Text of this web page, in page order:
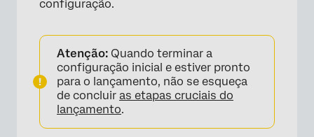
configuração.
Atenção: Quando terminar a
configuração inicial e estiver pronto
para o lançamento, não se esqueça
de concluir as etapas cruciais do
lançamento.